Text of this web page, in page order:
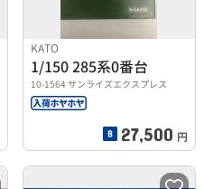
KATO
1/150 285系0番台
10-1564 サンライズエクスプレス
27,500 円